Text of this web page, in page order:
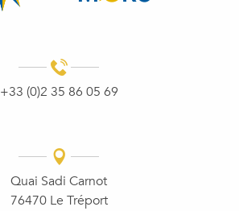
+33 (0)2 35 86 05 69
Quai Sadi Carnot
76470 Le Tréport